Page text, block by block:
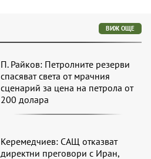
ВИЖ ОЩЕ
П. Райков: Петролните резерви
спасяват света от мрачния
сценарий за цена на петрола от
200 долара
Керемедчиев: САЩ отказват
директни преговори с Иран,